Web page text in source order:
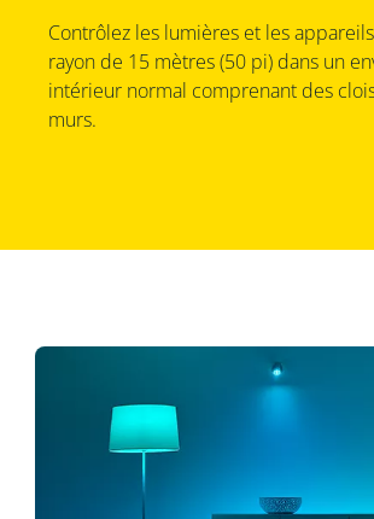
Contrôlez les lumières et les
rayon de 15 mètres (50 pi) dans un
intérieur normal comprenant des
murs.